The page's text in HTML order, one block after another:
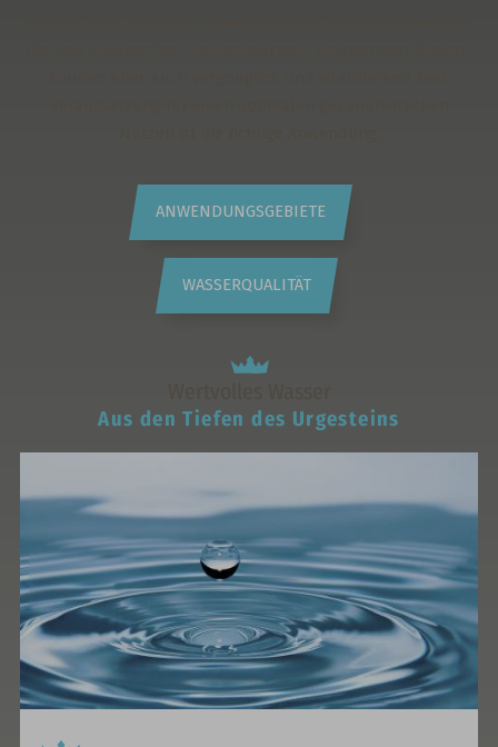
ANWENDUNGSGEBIETE
WASSERQUALITÄT
Aus den Tiefen des Urgesteins